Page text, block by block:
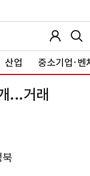
산업 중소기업·벤
...거래